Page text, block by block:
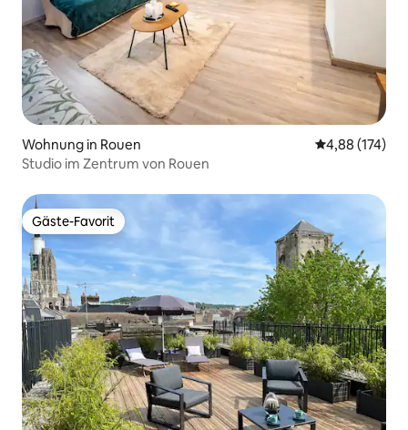
Wohnung in Rouen
4,88 (174)
Studio im Zentrum von Rouen
Gäste-Favorit
Gäste-Favorit